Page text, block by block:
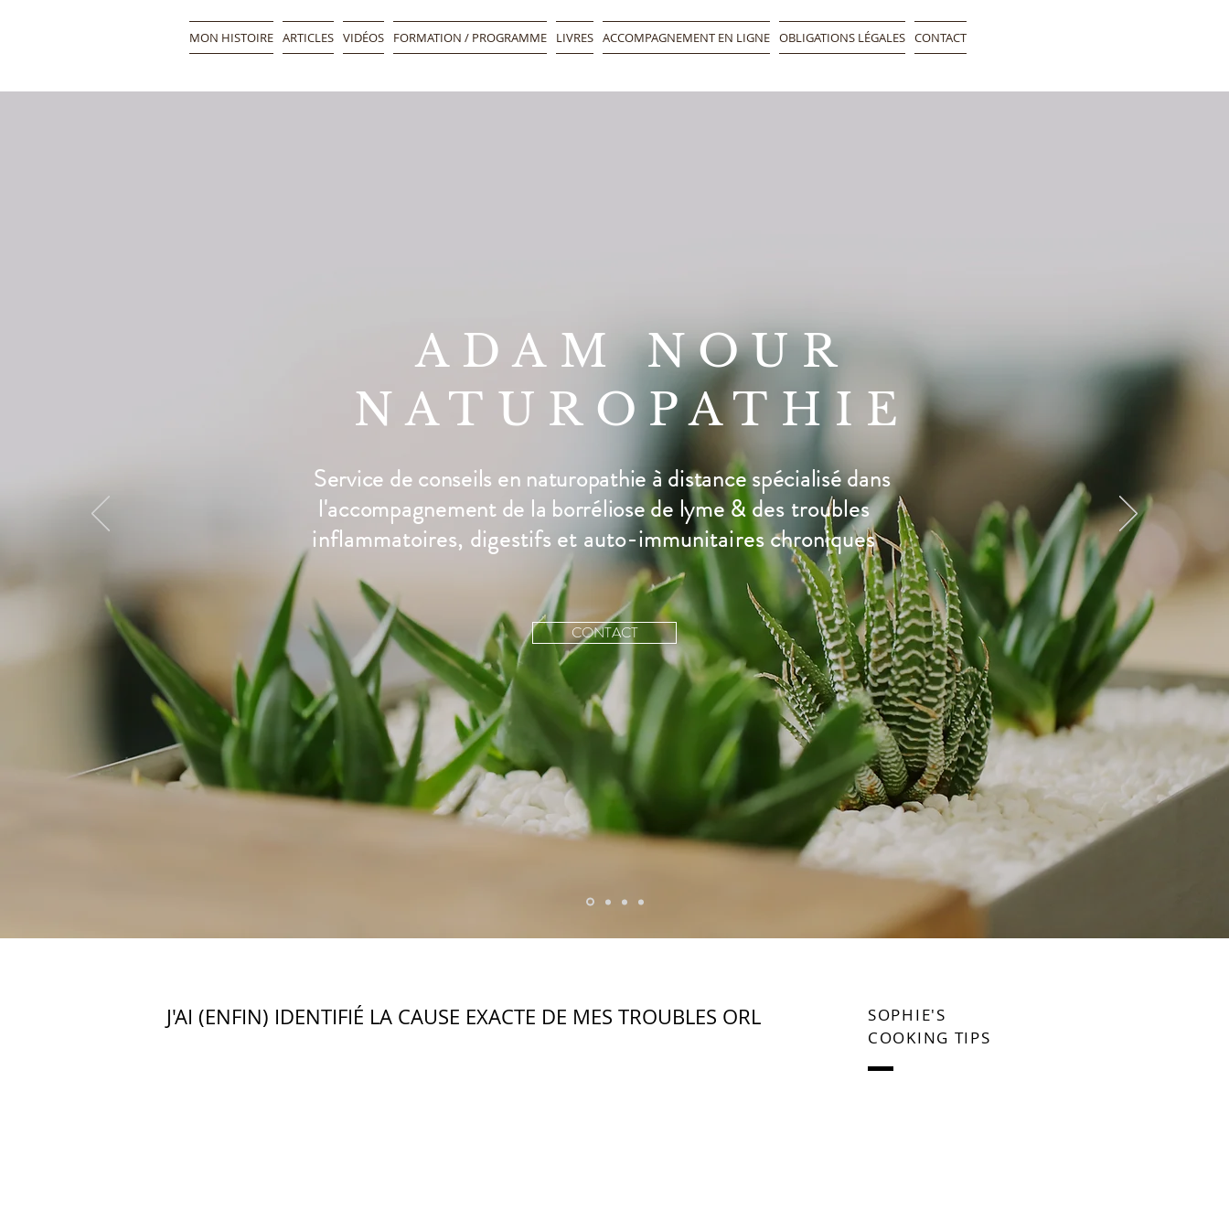
MON HISTOIRE ARTICLES VIDÉOS FORMATION / PROGRAMME LIVRES ACCOMPAGNEMENT EN LIGNE OBLIGATIONS LÉGALES CONTACT
ADAM NOUR
NATUROPATHIE
Service de conseils en naturopathie à distance spécialisé dans
l'accompagnement de la borréliose de lyme &des troubles
inflammatoires, digestifs et auto-immunitaires chroniques
CONTACT
J'AI (ENFIN) IDENTIFIÉ LA CAUSE EXACTE DE MES TROUBLES ORL
SOPHIE'S
COOKING TIPS